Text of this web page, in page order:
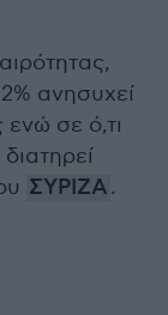
ανησυχεί
σε ό,τι
ΣΥΡΙΖΑ.